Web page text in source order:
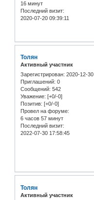
16 минут
Последний визит:
2020-07-20 09:39:11
Толян
Активный участник
Зарегистрирован: 2020-12-30
Приглашений: 0
Сообщений: 542
Уважение: [+0/-0]
Позитив: [+0/-0]
Провел на форуме:
6 часов 57 минут
Последний визит:
2022-07-30 17:58:45
Толян
Активный участник